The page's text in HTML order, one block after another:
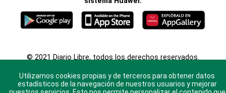
Economía Personal
© 2021 Diario Libre, todos los derechos reservados.
nosotros y conoce más sobre Diario Libre
Utilizamos cookies propias y de terceros para obtener datos
estadísticos de la navegación de nuestros usuarios y mejorar